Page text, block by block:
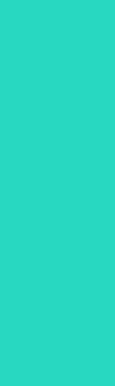
Особенность этого
гидролипидную
(гидрованс),
2. Вторая,
преображения.
экстрактов растений
тусклой и
коллекции –
увлажнения сухой
влагорезервуар,
гиалуроновой